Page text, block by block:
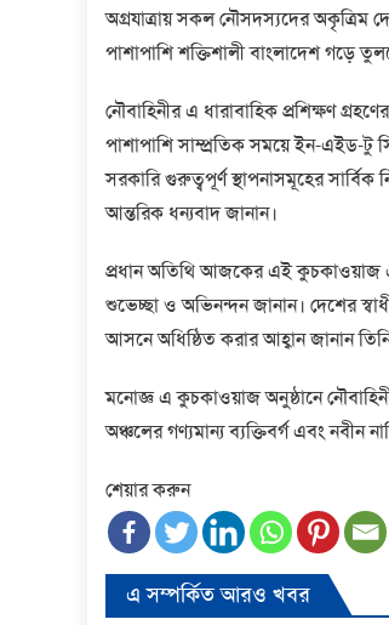
অগ্রযাত্রায় সকল নৌসদস্যদের অকৃত্রিম
পাশাপাশি শক্তিশালী বাংলাদেশ গড়ে
নৌবাহিনীর এ ধারাবাহিক প্রশিক্ষণ
পাশাপাশি সাম্প্রতিক সময়ে ইন-এইড-টু
সরকারি গুরুত্বপূর্ণ স্থাপনাসমূহের
আন্তরিক ধন্যবাদ জানান।
প্রধান অতিথি আজকের এই কুচকাওয়াজ এর
শুভেচ্ছা ও অভিনন্দন জানান। দেশের
আসনে অধিষ্ঠিত করার আহ্বান জানান
মনোজ্ঞ এ কুচকাওয়াজ অনুষ্ঠানে
অঞ্চলের গণ্যমান্য ব্যক্তিবর্গ এবং নবীন
শেয়ার করুন
এ সম্পর্কিত আরও খবর